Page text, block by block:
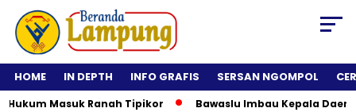
HOME IN DEPTH INFO GRAFIS SERSAN NGOMPOL
Masuk Ranah Tipikor Bawaslu Imbau Kepala Daerah